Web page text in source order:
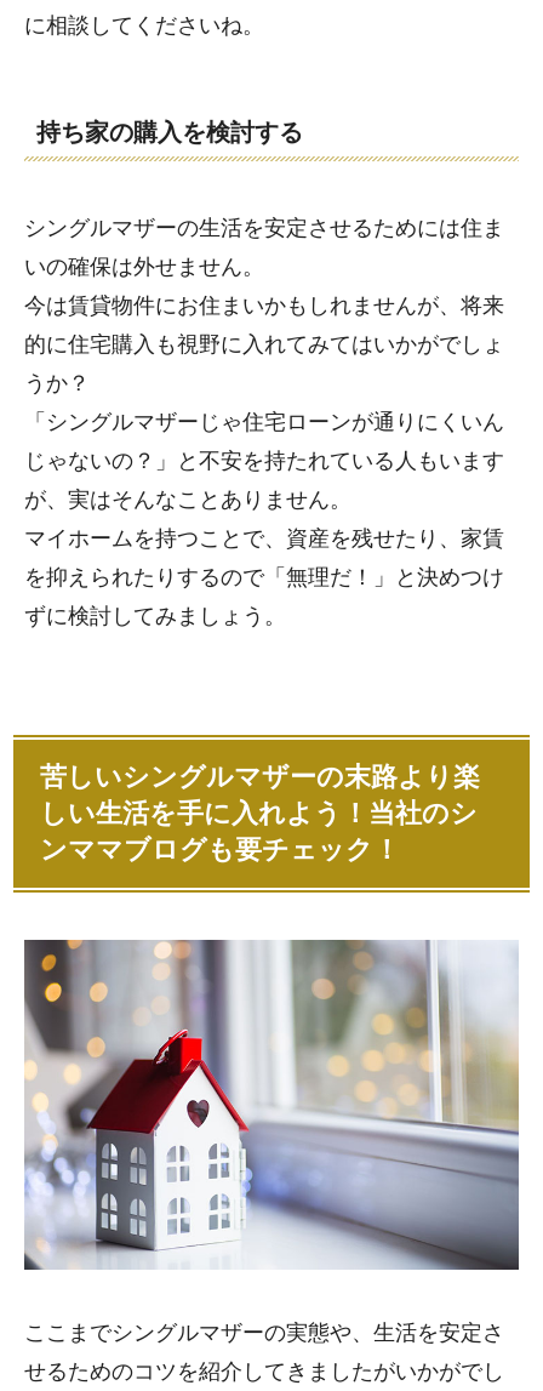
に相談してくださいね。
持ち家の購入を検討する
シングルマザーの生活を安定させるためには住ま
いの確保は外せません。
今は賃貸物件にお住まいかもしれませんが、将来
的に住宅購入も視野に入れてみてはいかがでしょ
うか？
「シングルマザーじゃ住宅ローンが通りにくいん
じゃないの？」と不安を持たれている人もいます
が、実はそんなことありません。
マイホームを持つことで、資産を残せたり、家賃
を抑えられたりするので「無理だ！」と決めつけ
ずに検討してみましょう。
苦しいシングルマザーの末路より楽
しい生活を手に入れよう！当社のシ
ンママブログも要チェック！
ここまでシングルマザーの実態や、生活を安定さ
せるためのコツを紹介してきましたがいかがでし